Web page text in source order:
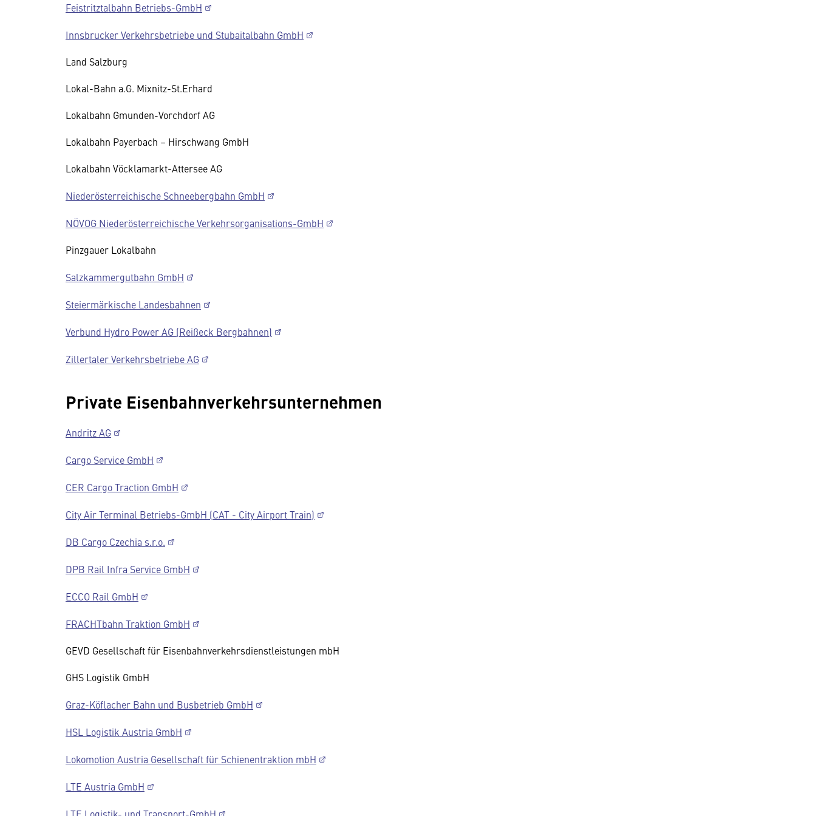
Feistritztalbahn Betriebs-GmbH
Innsbrucker Verkehrsbetriebe und Stubaitalbahn GmbH
Land Salzburg
Lokal-Bahn a.G. Mixnitz-St.Erhard
Lokalbahn Gmunden-Vorchdorf AG
Lokalbahn Payerbach – Hirschwang GmbH
Lokalbahn Vöcklamarkt-Attersee AG
Niederösterreichische Schneebergbahn GmbH
NÖVOG Niederösterreichische Verkehrsorganisations-GmbH
Pinzgauer Lokalbahn
Salzkammergutbahn GmbH
Steiermärkische Landesbahnen
Verbund Hydro Power AG (Reißeck Bergbahnen)
Zillertaler Verkehrsbetriebe AG
Private Eisenbahnverkehrsunternehmen
Andritz AG
Cargo Service GmbH
CER Cargo Traction GmbH
City Air Terminal Betriebs-GmbH (CAT - City Airport Train)
DB Cargo Czechia s.r.o.
DPB Rail Infra Service GmbH
ECCO Rail GmbH
FRACHTbahn Traktion GmbH
GEVD Gesellschaft für Eisenbahnverkehrsdienstleistungen mbH
GHS Logistik GmbH
Graz-Köflacher Bahn und Busbetrieb GmbH
HSL Logistik Austria GmbH
Lokomotion Austria Gesellschaft für Schienentraktion mbH
LTE Austria GmbH